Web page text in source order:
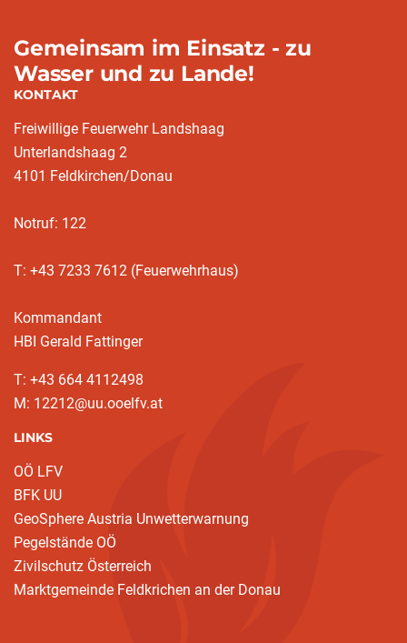
Gemeinsam im Einsatz - zu
Wasser und zu Lande!
KONTAKT
Freiwillige Feuerwehr Landshaag
Unterlandshaag 2
4101 Feldkirchen/Donau
Notruf: 122
T: +43 7233 7612 (Feuerwehrhaus)
Kommandant
HBI Gerald Fattinger
T: +43 664 4112498
M: 12212@uu.ooelfv.at
LINKS
OÖ LFV
BFK UU
GeoSphere Austria Unwetterwarnung
Pegelstände OÖ
Zivilschutz Österreich
Marktgemeinde Feldkrichen an der Donau